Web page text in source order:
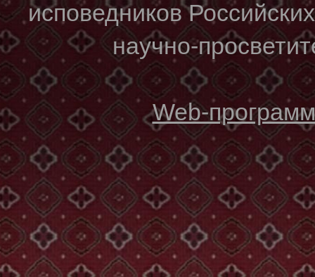
исповедников
научно-
Web-